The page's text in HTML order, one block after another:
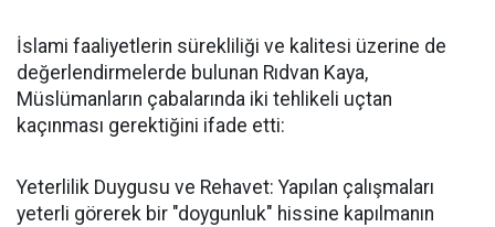
İslami faaliyetlerin sürekliliği ve kalitesi üzerine de
değerlendirmelerde bulunan Rıdvan Kaya,
Müslümanların çabalarında iki tehlikeli uçtan
kaçınması gerektiğini ifade etti:
Yeterlilik Duygusu ve Rehavet: Yapılan çalışmaları
yeterli görerek bir "doygunluk" hissine kapılmanın